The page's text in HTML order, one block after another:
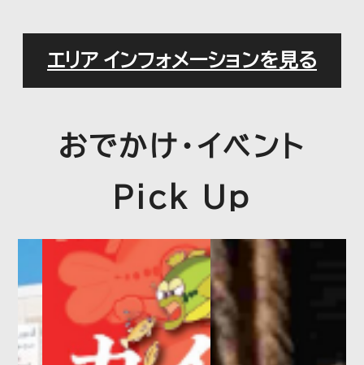
舗が誕生！！
エスカレーター「歩かず立ち止まろ
う」キャンペーンの実施について
2026.07.06 プレスリリース
「しらこばと往復割引セット乗車
券」発売！ ～電車・バス・プールが
エリア インフォメーションを見る
おでかけ・イベント
Pick Up